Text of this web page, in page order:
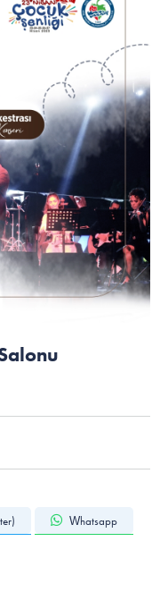
Whatsapp